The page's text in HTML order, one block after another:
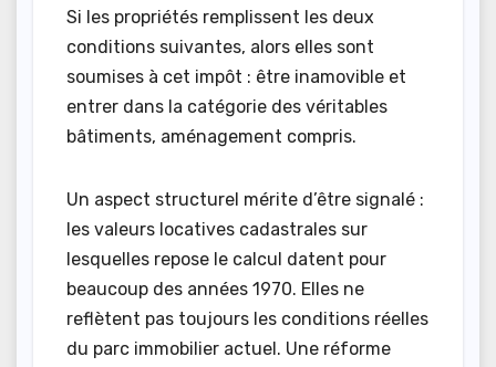
Si les propriétés remplissent les deux
conditions suivantes, alors elles sont
soumises à cet impôt : être inamovible et
entrer dans la catégorie des véritables
bâtiments, aménagement compris.
Un aspect structurel mérite d’être signalé :
les valeurs locatives cadastrales sur
lesquelles repose le calcul datent pour
beaucoup des années 1970. Elles ne
reflètent pas toujours les conditions réelles
du parc immobilier actuel. Une réforme